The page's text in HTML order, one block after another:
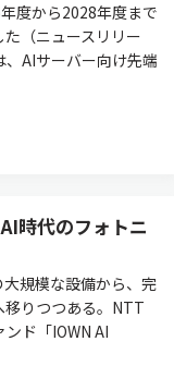
度から2028年度まで
（ニュースリリー
AIサーバー向け先端
時代のフォトニ
規模な設備から、完
移りつつある。NTT
ド「IOWN AI